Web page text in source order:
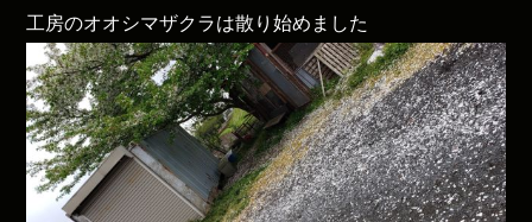
工房のオオシマザクラは散り始めました